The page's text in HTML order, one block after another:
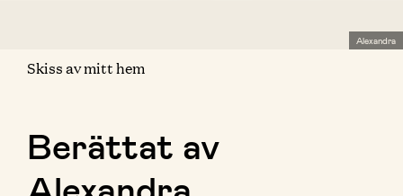
Alexandra
Skiss av mitt hem
Berättat av